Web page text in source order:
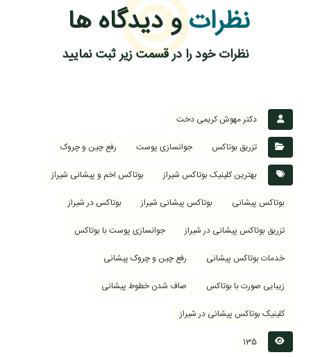
نظراتو دیدگاه ها
نظرات خود را در قسمت زیر ثبت نمایید
دکتر مهوش کریمی دخت
تزریق بوتاکس
جوانسازی پوست
رفع چین و چروک
بهترین کلینیک بوتاکس شیراز
بوتاکس اخم و پیشانی شیراز
بوتاکس پیشانی
بوتاکس پیشانی شیراز
بوتاکس در شیراز
تزریق بوتاکس پیشانی در شیراز
جوانسازی پوست با بوتاکس
خدمات بوتاکس پیشانی
رفع چین و چروک پیشانی
زیبایی صورت با بوتاکس
صاف شدن خطوط پیشانی
کلینیک بوتاکس پیشانی در شیراز
135